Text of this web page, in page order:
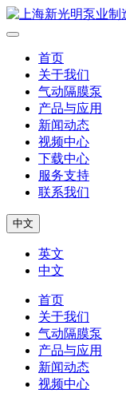
首页
关于我们
气动隔膜泵
产品与应用
新闻动态
视频中心
下载中心
服务支持
联系我们
中文
英文
中文
首页
关于我们
气动隔膜泵
产品与应用
新闻动态
视频中心